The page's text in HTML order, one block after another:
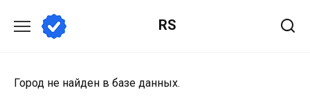
содержанию
RS
Город не найден в базе данных.